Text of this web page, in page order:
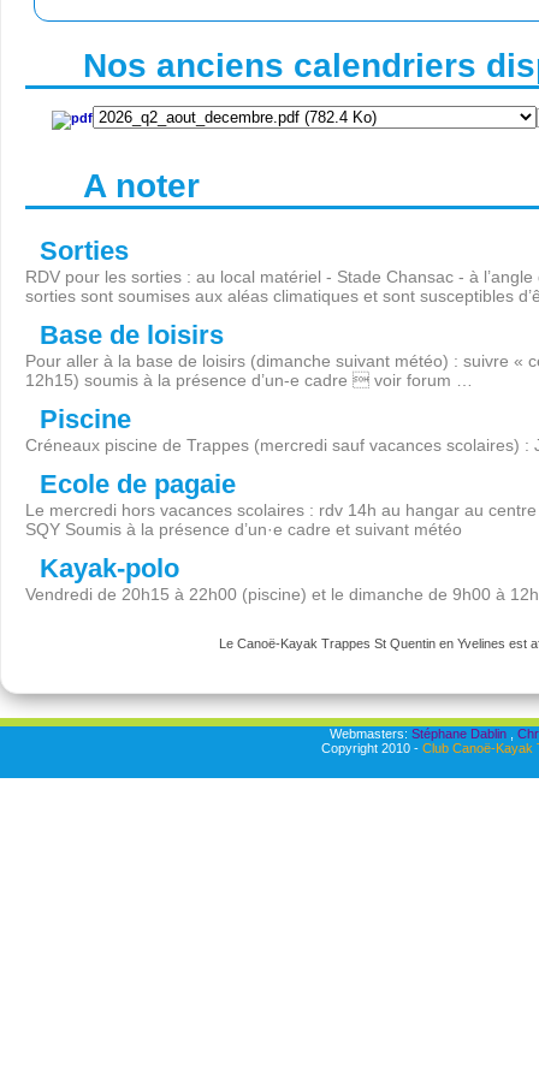
Nos anciens calendriers
A noter
Sorties
RDV pour les sorties : au local matériel - Stade Chansac - à
sorties sont soumises aux aléas climatiques et sont susceptibles
Base de loisirs
Pour aller à la base de loisirs (dimanche suivant météo) : suivre
12h15) soumis à la présence d’un-e cadre  voir forum …
Piscine
Créneaux piscine de Trappes (mercredi sauf vacances scolaires)
Ecole de pagaie
Le mercredi hors vacances scolaires : rdv 14h au hangar au
SQY Soumis à la présence d’un·e cadre et suivant météo
Kayak-polo
Vendredi de 20h15 à 22h00 (piscine) et le dimanche de 9h00 à
Le Canoë-Kayak Trappes St Quentin en Yvelines est
Webmasters: Stéphane Dablin,
Copyright 2010 - Club Canoë-Kayak